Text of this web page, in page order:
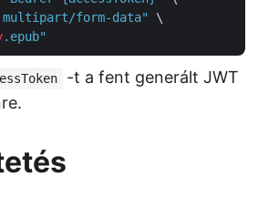
multipart/form-data"
\
.epub"
-t a fent generált JWT